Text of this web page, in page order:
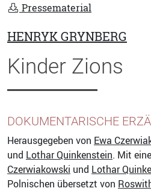
Pressematerial
HENRYK GRYNBERG
Kinder Zions
DOKUMENTARISCHE
Herausgegeben von Ewa
und Lothar Quinkenstein. Mit
Czerwiakowski und Lothar
Polnischen übersetzt von